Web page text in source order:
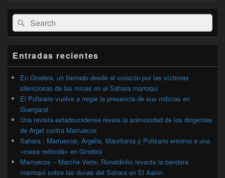
El
área
de
lateral
primaria
Buscar
por:
Buscar
Entradas recientes
En Ginebra, un llamado desde el corazón por las víctimas
silenciosas de las minas en el Sáhara marroquí
El Polisario vuelve a negar la presencia de sus milicias en
Guergarat
Una revista estadounidense revela la animosidad de los dirigentes
de Argel contra Marruecos
Sahara : Marruecos, Argelia, Mauritania y Polisario entorno a una
«mesa redonda» en Ginebra
Marruecos – Marche Verte: Ronaldinho levante la bandera
marroquí sobre las dunas del Sahara en El Aaiún